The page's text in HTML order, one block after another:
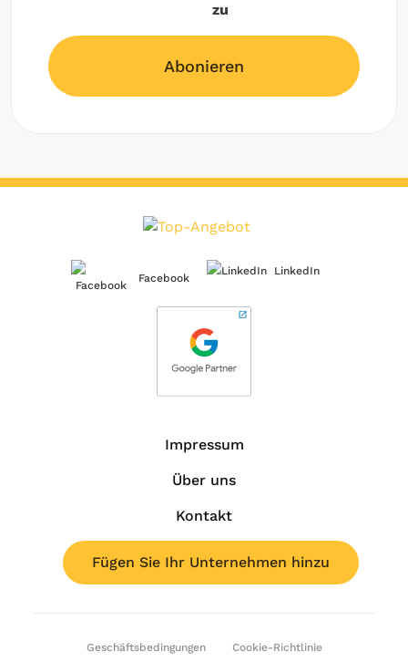
zu
Abonieren
Facebook
LinkedIn
Impressum
Über uns
Kontakt
Fügen Sie Ihr Unternehmen hinzu
Geschäftsbedingungen Cookie-Richtlinie